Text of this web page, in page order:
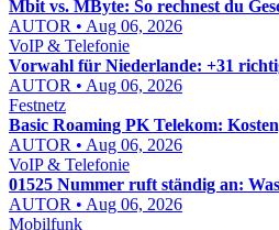
Mbit vs. MByte: So rechnest du
AUTOR • Aug 06, 2026
VoIP & Telefonie
Vorwahl für Niederlande: +31
AUTOR • Aug 06, 2026
Festnetz
Basic Roaming PK Telekom:
AUTOR • Aug 06, 2026
VoIP & Telefonie
01525 Nummer ruft ständig an:
AUTOR • Aug 06, 2026
Mobilfunk